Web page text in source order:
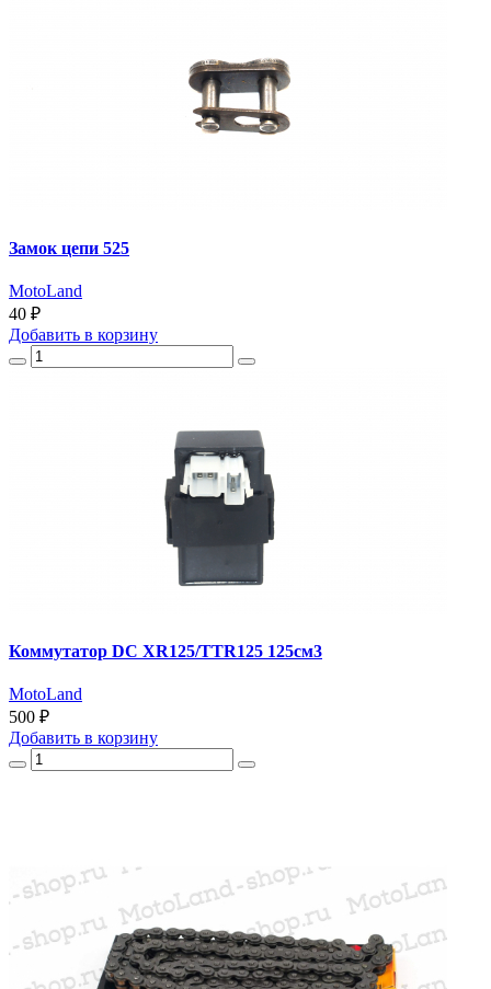
Замок цепи 525
MotoLand
40 ₽
Добавить в корзину
Коммутатор DC XR125/TTR125 125см3
MotoLand
500 ₽
Добавить в корзину